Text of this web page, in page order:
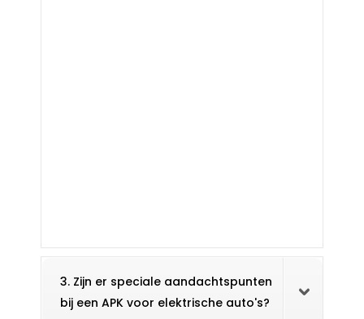
3. Zijn er speciale aandachtspunten
bij een APK voor elektrische auto's?